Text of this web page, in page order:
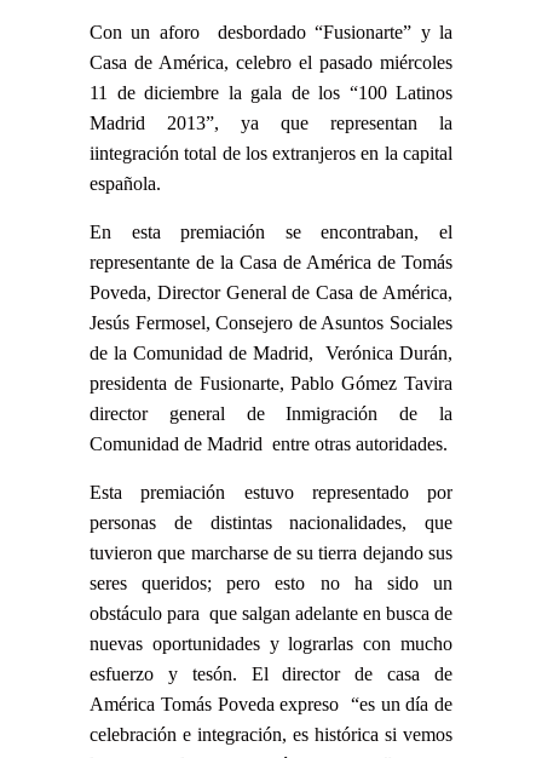
Con un aforo desbordado “Fusionarte” y la
Casa de América, celebro el pasado miércoles
11 de diciembre la gala de los “100 Latinos
Madrid 2013”, ya que representan la
iintegración total de los extranjeros en la capital
española.
En esta premiación se encontraban, el
representante de la Casa de América de Tomás
Poveda, Director General de Casa de América,
Jesús Fermosel, Consejero de Asuntos Sociales
de la Comunidad de Madrid, Verónica Durán,
presidenta de Fusionarte, Pablo Gómez Tavira
director general de Inmigración de la
Comunidad de Madrid entre otras autoridades.
Esta premiación estuvo representado por
personas de distintas nacionalidades, que
tuvieron que marcharse de su tierra dejando sus
seres queridos; pero esto no ha sido un
obstáculo para que salgan adelante en busca de
nuevas oportunidades y lograrlas con mucho
esfuerzo y tesón. El director de casa de
América Tomás Poveda expreso “es un día de
celebración e integración, es histórica si vemos